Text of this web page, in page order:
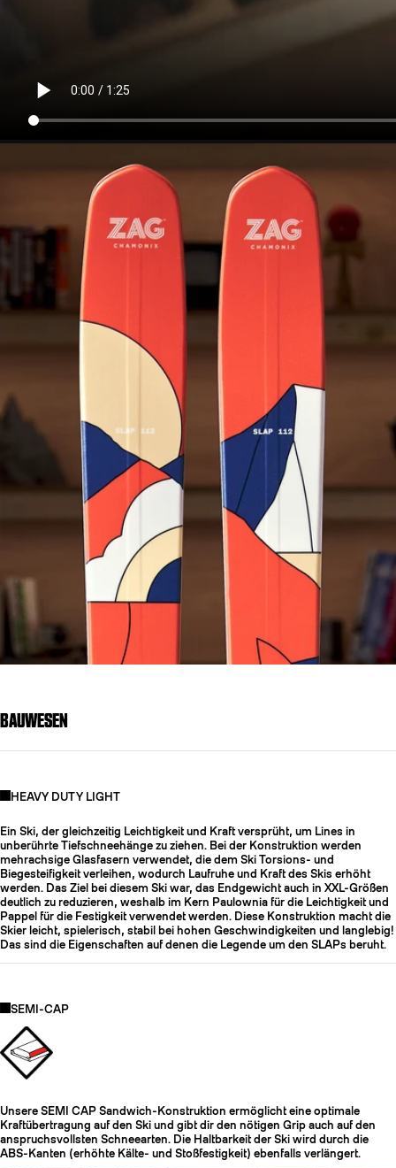
BAUWESEN
HEAVY DUTY LIGHT
Ein Ski, der gleichzeitig Leichtigkeit und Kraft versprüht, um Lines in
unberührte Tiefschneehänge zu ziehen. Bei der Konstruktion werden
mehrachsige Glasfasern verwendet, die dem Ski Torsions- und
Biegesteifigkeit verleihen, wodurch Laufruhe und Kraft des Skis erhöht
werden. Das Ziel bei diesem Ski war, das Endgewicht auch in XXL-Größen
deutlich zu reduzieren, weshalb im Kern Paulownia für die Leichtigkeit und
Pappel für die Festigkeit verwendet werden. Diese Konstruktion macht die
Skier leicht, spielerisch, stabil bei hohen Geschwindigkeiten und langlebig!
Das sind die Eigenschaften auf denen die Legende um den SLAPs beruht.
SEMI-CAP
Unsere SEMI CAP Sandwich-Konstruktion ermöglicht eine optimale
Kraftübertragung auf den Ski und gibt dir den nötigen Grip auch auf den
anspruchsvollsten Schneearten. Die Haltbarkeit der Ski wird durch die
ABS-Kanten (erhöhte Kälte- und Stoßfestigkeit) ebenfalls verlängert.